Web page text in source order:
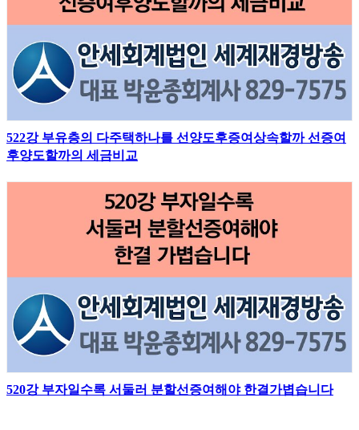
522강 부유층의 다주택하나를 선양도후증여상속할까 선증여
후양도할까의 세금비교
520강 부자일수록 서둘러 분할선증여해야 한결가볍습니다